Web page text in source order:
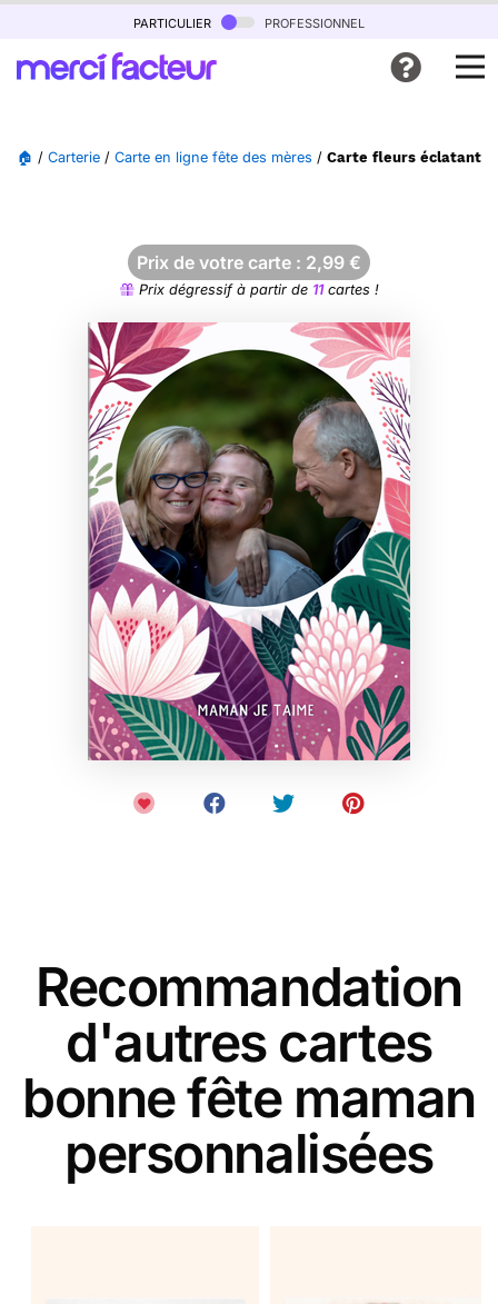
particulier professionnel
🏠 / Carterie / Carte en ligne fête des mères / Carte fleurs
Prix de votre carte : 2,99 €
Prix dégressif à partir de 11cartes !
Recommandation
d'autres cartes
bonne fête maman
personnalisées